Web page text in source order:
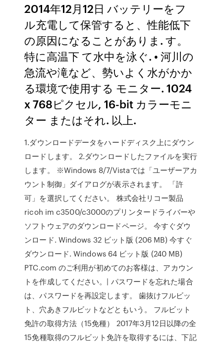
2014年12月12日 バッテリーをフ
ル充電して保管すると、性能低下
の原因になることがありま. す。
特に高温下 て水中を泳ぐ. • 河川の
急流や滝など、勢いよく水がかか
る環境で使用する モニター. 1024
x 768ピクセル, 16-bit カラーモニ
ター またはそれ. 以上.
1.ダウンロードデータをハードディスク上にダウン
ロードします。 2.ダウンロードしたファイルを実行
します。 ※Windows 8/7/Vistaでは「ユーザーアカ
ウント制御」ダイアログが表示されます。 「許
可」を選択してください。 株式会社リコー製品
ricoh im c3500/c3000のプリンタードライバーや
ソフトウェアのダウンロードページ。 今すぐダウ
ンロード. Windows 32 ビット版 (206 MB) 今すぐ
ダウンロード. Windows 64 ビット版 (240 MB)
PTC.com のご利用が初めてのお客様は、アカウン
トを作成してください。| パスワードを忘れた場合
は、パスワードを再設定します。 歯抜けフルビッ
ト、穴あきフルビットなどともいう。 フルビット
免許の取得方法（15免種） 2017年3月12日以降の全
15免種取得のフルビット免許を取得するには、下記